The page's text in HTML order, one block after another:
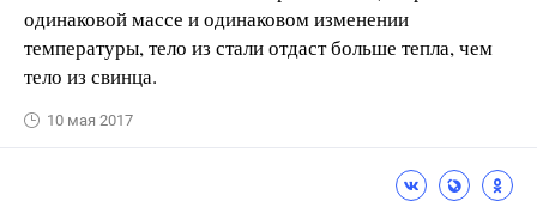
одинаковой массе и одинаковом изменении
температуры, тело из стали отдаст больше тепла, чем
тело из свинца.
10 мая 2017